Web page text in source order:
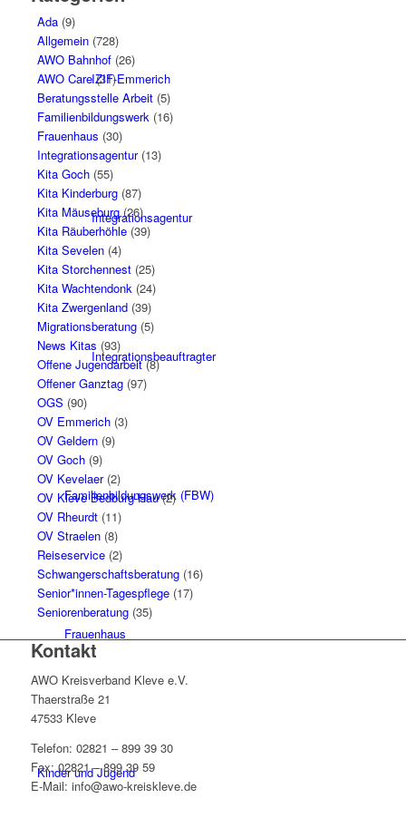
IZIF-Emmerich
Integrationsagentur
Integrationsbeauftragter
Familienbildungswerk (FBW)
Frauenhaus
Kinder und Jugend
Ada(9)
Allgemein(728)
AWO Bahnhof(26)
AWO Care(31)
Beratungsstelle Arbeit(5)
Familienbildungswerk(16)
Frauenhaus (30)
Integrationsagentur(13)
Kita Goch(55)
Kita Kinderburg(87)
Kita Mäuseburg(26)
Kita Räuberhöhle(39)
Kita Sevelen(4)
Kita Storchennest(25)
Kita Wachtendonk(24)
Kita Zwergenland(39)
Migrationsberatung(5)
News Kitas (93)
Offene Jugendarbeit(8)
Offener Ganztag(97)
OGS (90)
OV Emmerich(3)
OV Geldern(9)
OV Goch(9)
OV Kevelaer(2)
OV Kleve Bedburg-Hau(2)
OV Rheurdt(11)
OV Straelen(8)
Reiseservice(2)
Schwangerschaftsberatung(16)
Senior*innen-Tagespflege(17)
Seniorenberatung(35)
Kontakt
AWO Kreisverband Kleve e.V.
Thaerstraße 21
47533 Kleve
Telefon: 02821 – 899 39 30
Fax: 02821 – 899 39 59
E-Mail: info@awo-kreiskleve.de